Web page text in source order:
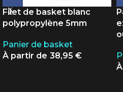
Filet de basket blanc
polypropylène 5mm
Panier de basket
38,95 €